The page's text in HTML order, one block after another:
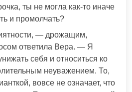
ты не могла как-то иначе
и промолчать?
— дрожащим,
ответила Вера. — Я
себя и относиться ко
неуважением. То,
вовсе не означает, что